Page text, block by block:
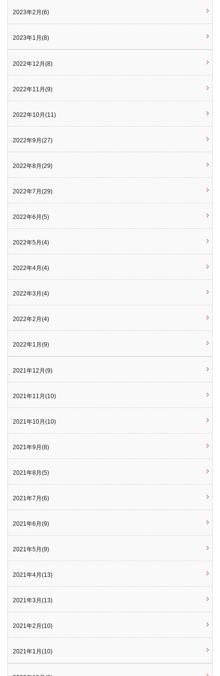
2023年2月(6)
2023年1月(8)
2022年12月(8)
2022年11月(9)
2022年10月(11)
2022年9月(27)
2022年8月(29)
2022年7月(29)
2022年6月(5)
2022年5月(4)
2022年4月(4)
2022年3月(4)
2022年2月(4)
2022年1月(9)
2021年12月(9)
2021年11月(10)
2021年10月(10)
2021年9月(8)
2021年8月(5)
2021年7月(6)
2021年6月(9)
2021年5月(9)
2021年4月(13)
2021年3月(13)
2021年2月(10)
2021年1月(10)